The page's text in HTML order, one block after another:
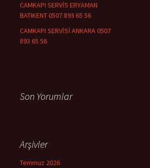
CAMKAPI SERVİS ERYAMAN
BATIKENT 0507 893 65 56
CAMKAPI SERVİSİ ANKARA 0507
893 65 56
Son Yorumlar
Arşivler
Temmuz 2026